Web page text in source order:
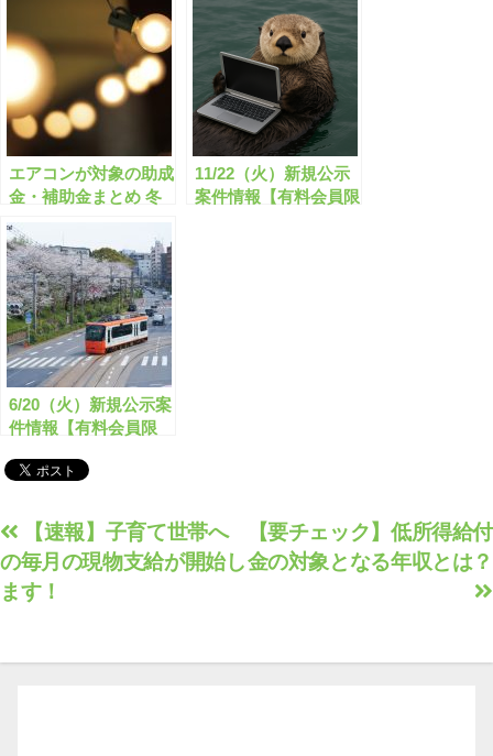
エアコンが対象の助成
金・補助金まとめ 冬
Ver.【節電対策】【有
料会員限定】
11/22（火）新規公示
案件情報【有料会員限
6/20（火）新規公示案
件情報【有料会員限
投
稿
ナ
ゲ
【要チェック】低所得給付
金の対象となる年収とは？
【速報】子育て世帯へ
の毎月の現物支給が開始し
ます！